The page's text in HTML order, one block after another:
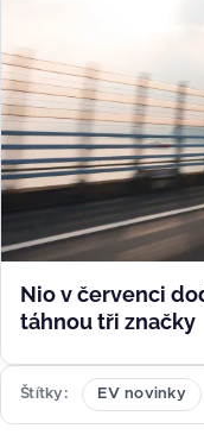
Nio v červenci
táhnou tři značky
Štítky EV novinky